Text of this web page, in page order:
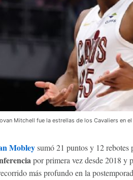
Mitchell fue la estrellas de los Cavaliers en el
Mobleysumó 21 puntos y 12 rebotes
por primera vez desde 2018 y
más profundo en la